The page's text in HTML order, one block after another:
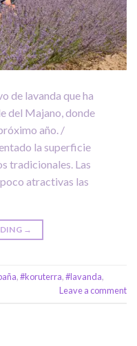
de lavanda que ha
del Majano, donde
año. /
la superficie
tradicionales. Las
atractivas las
→
,#koruterra,#lavanda,
Leave a comment